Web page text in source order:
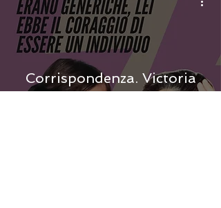
Corrispondenza. Victoria